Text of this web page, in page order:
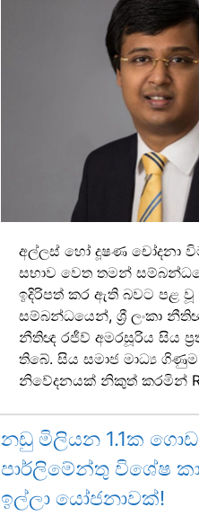
අල්ලස් හෝ දූෂණ චෝදනා
සභාව වෙත තමන්
ඉදිරිපත් කර ඇති බවට පළ වූ
සම්බන්ධයෙන්, ශ්‍රී ලංකා
නීතිඥ රජීව් අමරසූරිය සිය
තිබේ. සිය සමාජ මාධ්‍ය
නිවේදනයක් නිකුත් කරමින්
නඩු මිලියන 1.1ක
පාර්ලිමේන්තු විශේෂ
ඉල්ලා යෝජනාවක්!